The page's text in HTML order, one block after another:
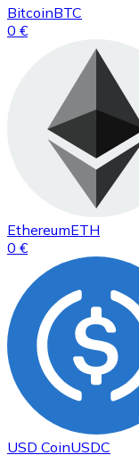
BitcoinBTC
0 €
EthereumETH
0 €
USD CoinUSDC